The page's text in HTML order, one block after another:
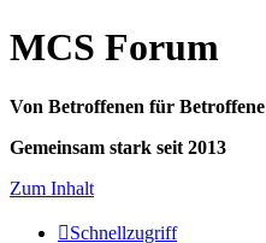
MCS Forum
Von Betroffenen für Betroffene
Gemeinsam stark seit 2013
Zum Inhalt
Schnellzugriff